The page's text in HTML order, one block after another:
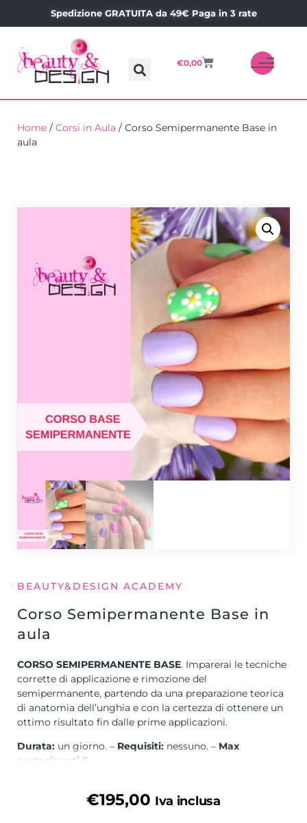
Spedizione GRATUITA da 49€ Paga in 3 rate
€0,00
Home / Corsi in Aula / Corso Semipermanente Base in
aula
BEAUTY&DESIGN ACADEMY
Corso Semipermanente Base in
aula
CORSO SEMIPERMANENTE BASE. Imparerai le tecniche
corrette di applicazione e rimozione del
semipermanente, partendo da una preparazione teorica
di anatomia dell’unghia e con la certezza di ottenere un
ottimo risultato fin dalle prime applicazioni.
Durata: un giorno. – Requisiti: nessuno. – Max
partecipanti 5.
Caratteristiche dei prodotti utilizzati;
€195,00 Iva inclusa